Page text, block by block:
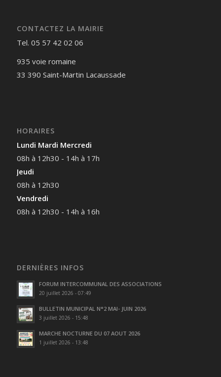
CONTACTEZ LA MAIRIE
Tel. 05 57 42 02 06
935 voie romaine
33 390 Saint-Martin Lacaussade
HORAIRES
Lundi Mardi Mercredi
08h à 12h30 - 14h à 17h
Jeudi
08h à 12h30
Vendredi
08h à 12h30 - 14h à 16h
DERNIÈRES INFOS
FORUM INTERCOMMUNAL DES ASSOCIATIONS
20 juillet 2026 - 07:49
BULLETIN MUNICIPAL N°2 MAI- JUIN 2026
3 juillet 2026 - 15:48
MARCHE NOCTURNE DU 07 AOUT 2026
1 juillet 2026 - 13:48